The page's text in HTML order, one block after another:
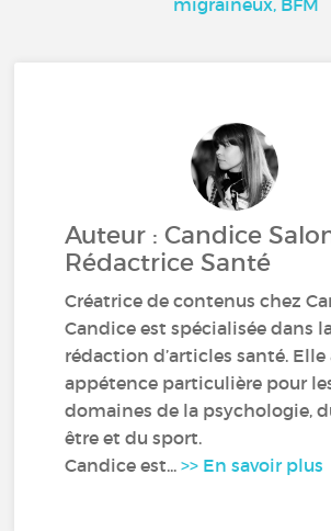
migraineux, BFM
Auteur : Candice
Rédactrice Santé
Créatrice de contenus chez
Candice est spécialisée dans
rédaction d’articles santé. Elle
appétence particulière pour
domaines de la psychologie,
être et du sport.
Candice est...>> En savoir plus